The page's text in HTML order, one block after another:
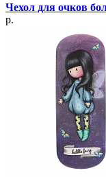
Чехол для очков
р.